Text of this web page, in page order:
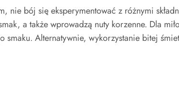
nie bój się eksperymentować z różnymi
a także wprowadzą nuty korzenne. Dla
smaku. Alternatywnie, wykorzystanie bitej